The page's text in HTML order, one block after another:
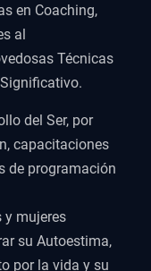
en Coaching,
al
Técnicas
del Ser, por
capacitaciones
de programación
y mujeres
su Autoestima,
por la vida y su